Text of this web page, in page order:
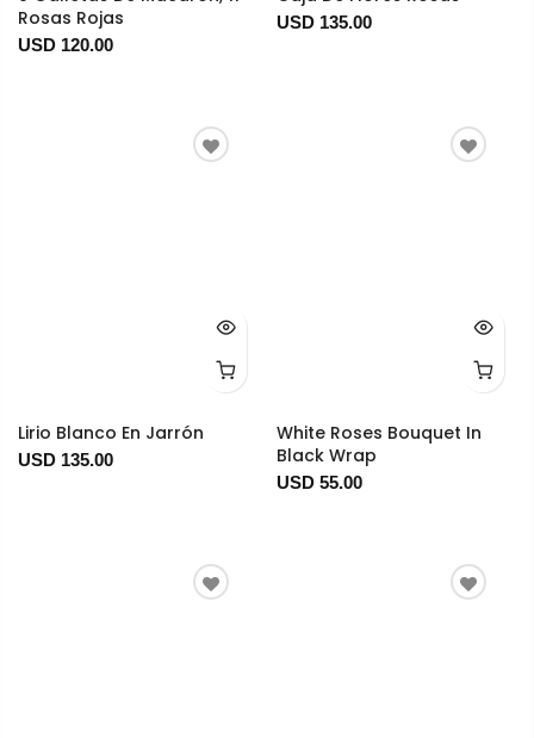
Rosas Rojas
USD 120.00
USD 135.00
Lirio Blanco En Jarrón
USD 135.00
White Roses Bouquet In
Black Wrap
USD 55.00